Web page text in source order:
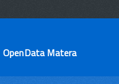
OpenData Matera